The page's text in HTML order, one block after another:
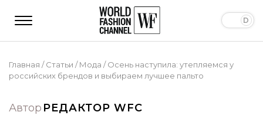
Главная /Статьи /Мода /Осень наступила: утепляемся у
российских брендов и выбираем лучшее пальто
Автор РЕДАКТОР WFC